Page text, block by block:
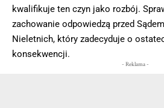
kwalifikuje ten czyn jako rozbój.
zachowanie odpowiedzą przed
Nieletnich, który zadecyduje o
konsekwencji.
- Reklama -